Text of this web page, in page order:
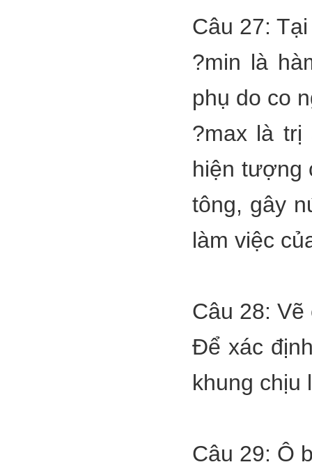
Câu 27:
?min là
phụ do co
?max là trị
hiện tượng
tông, gây
làm việc
Câu 28:
Để xác
khung chịu
Câu 29: Ô